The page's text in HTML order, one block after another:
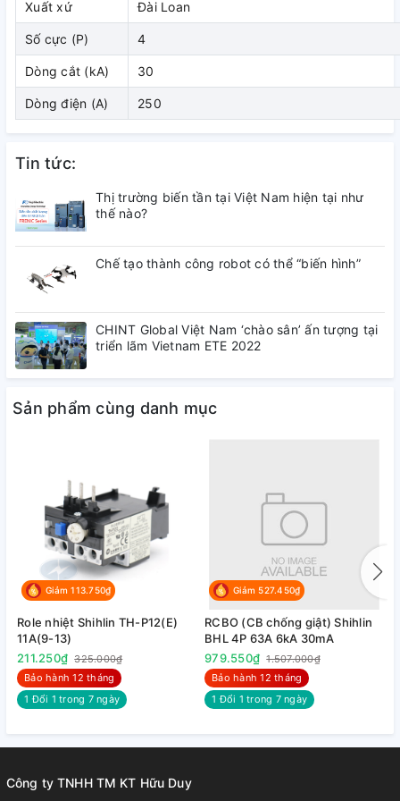
3. Kích thước
( đang cập nhật)
Xuất xứ Đài Loan
Số cực (P) 4
Dòng cắt (kA) 30
Dòng điện (A) 250
Tin tức:
Thị trường biến tần tại Việt Nam hiện tại như
thế nào?
Chế tạo thành công robot có thể “biến hình”
CHINT Global Việt Nam ‘chào sân’ ấn tượng tại
triển lãm Vietnam ETE 2022
Sản phẩm cùng danh mục
Giảm 113.750₫
Role nhiệt Shihlin TH-P12(E)
11A(9-13)
211.250₫ 325.000₫
Bảo hành 12 tháng
1 Đổi 1 trong 7 ngày
Giảm 527.450₫
RCBO (CB chống giật) Shihlin
BHL 4P 63A 6kA 30mA
979.550₫ 1.507.000₫
Bảo hành 12 tháng
1 Đổi 1 trong 7 ngày
Công ty TNHH TM KT Hữu Duy